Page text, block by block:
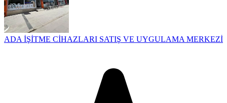
ADA İŞİTME CİHAZLARI SATIŞ VE UYGULAMA MERKEZİ